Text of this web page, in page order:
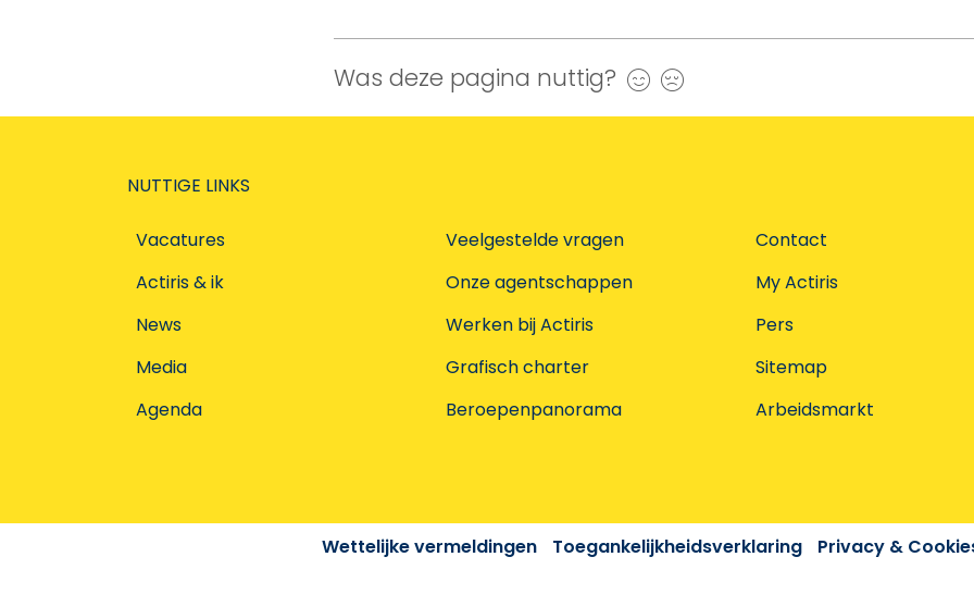
Was deze pagina nuttig? Ja
NUTTIGE LINKS
Vacatures
Actiris & ik
News
Media
Agenda
Veelgestelde vragen
Onze agentschappen
Werken bij Actiris
Grafisch charter
Beroepenpanorama
Contact
My Actiris
Pers
Sitemap
Arbeidsmarkt
Wettelijke vermeldingen Toegankelijkheidsverklaring Privacy &